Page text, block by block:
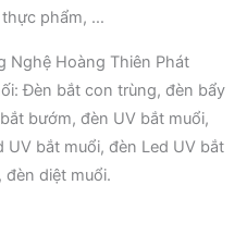
phẩm, …
Nghệ Hoàng Thiên Phát
Đèn bắt con trùng, đèn bẩy
bướm, đèn UV bắt muổi,
bắt muổi, đèn Led UV bắt
diệt muổi.